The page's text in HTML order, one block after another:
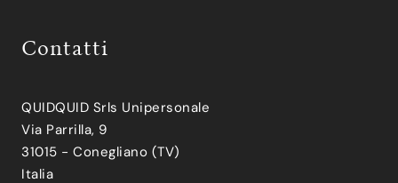
Contatti
QUIDQUID Srls Unipersonale
Via Parrilla, 9
31015 - Conegliano (TV)
Italia